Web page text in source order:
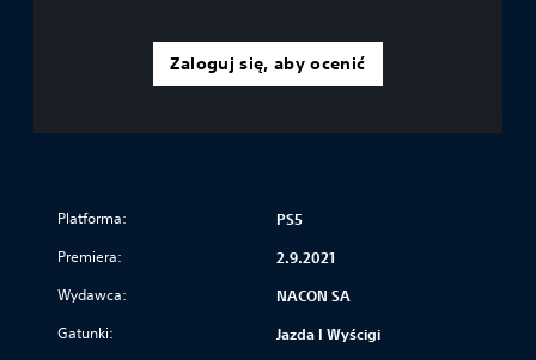
Zaloguj się, aby ocenić
Platforma: PS5
Premiera: 2.9.2021
Wydawca: NACON SA
Gatunki: Jazda I Wyścigi